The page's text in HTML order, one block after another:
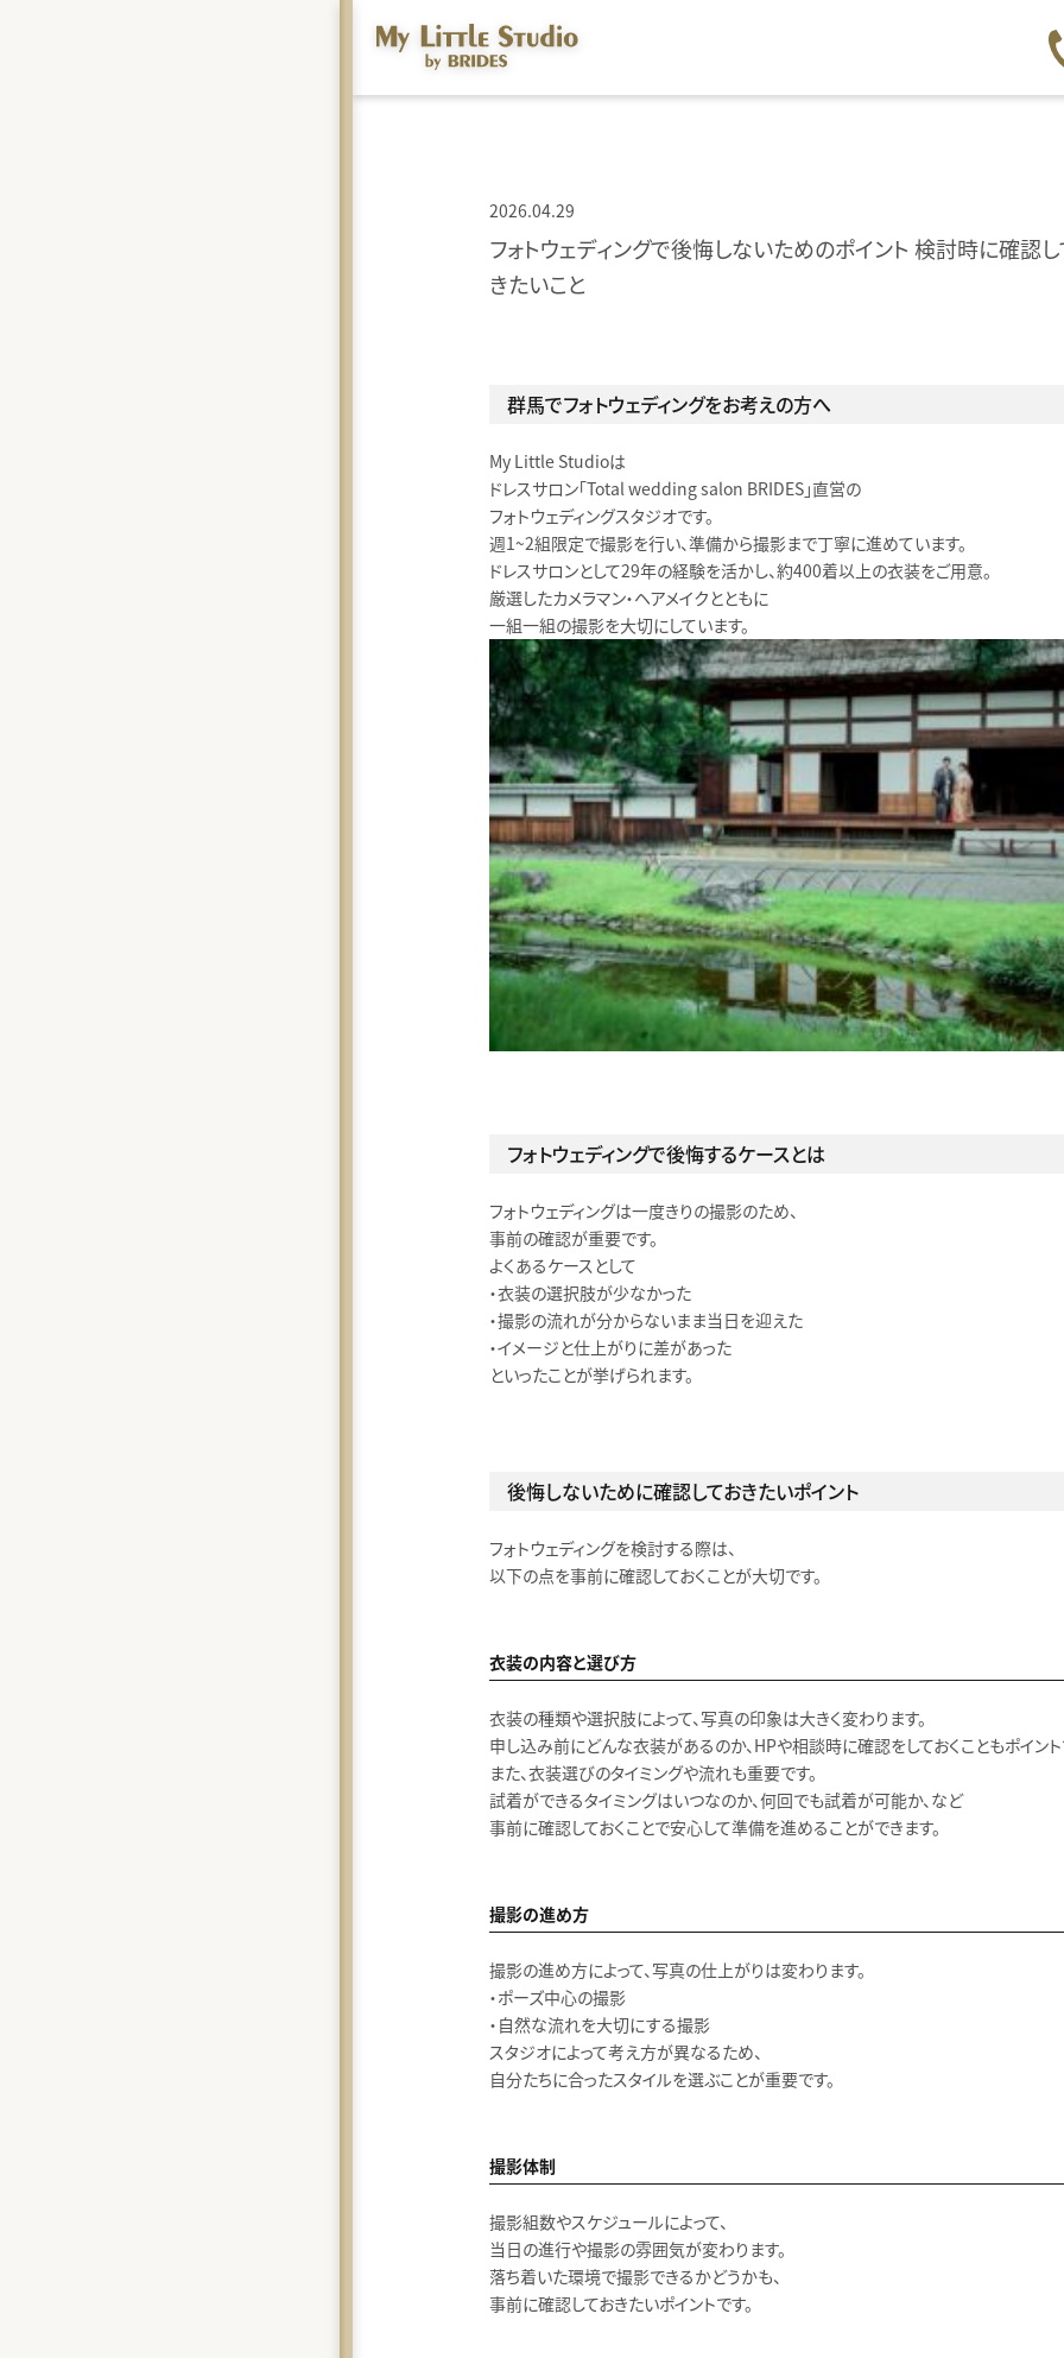
2026.04.29
フォトウェディングで後悔しないためのポイント 検討時に確認
きたいこと
群馬でフォトウェディングをお考えの方へ
My Little Studioは
ドレスサロン「Total wedding salon BRIDES」直営の
フォトウェディングスタジオです。
週1〜2組限定で撮影を行い、準備から撮影まで丁寧に進めています。
ドレスサロンとして29年の経験を活かし、約400着以上の衣装をご用意。
厳選したカメラマン・ヘアメイクとともに
一組一組の撮影を大切にしています。
フォトウェディングで後悔するケースとは
フォトウェディングは一度きりの撮影のため、
事前の確認が重要です。
よくあるケースとして
・衣装の選択肢が少なかった
・撮影の流れが分からないまま当日を迎えた
・イメージと仕上がりに差があった
といったことが挙げられます。
後悔しないために確認しておきたいポイント
フォトウェディングを検討する際は、
以下の点を事前に確認しておくことが大切です。
衣装の内容と選び方
衣装の種類や選択肢によって、写真の印象は大きく変わります。
申し込み前にどんな衣装があるのか、HPや相談時に確認をしておくこともポイント
また、衣装選びのタイミングや流れも重要です。
試着ができるタイミングはいつなのか、何回でも試着が可能か、など
事前に確認しておくことで安心して準備を進めることができます。
撮影の進め方
撮影の進め方によって、写真の仕上がりは変わります。
・ポーズ中心の撮影
・自然な流れを大切にする撮影
スタジオによって考え方が異なるため、
自分たちに合ったスタイルを選ぶことが重要です。
撮影体制
撮影組数やスケジュールによって、
当日の進行や撮影の雰囲気が変わります。
落ち着いた環境で撮影できるかどうかも、
事前に確認しておきたいポイントです。